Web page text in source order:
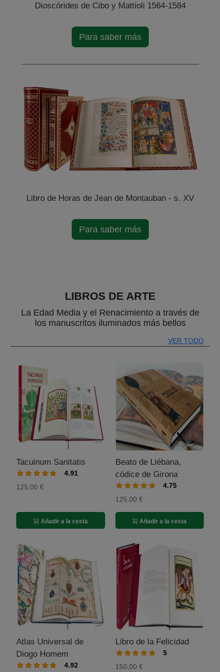
Dioscórides de Cibo y Mattioli 1564-1584
Para saber más
Libro de Horas de Jean de Montauban - s. XV
Para saber más
LIBROS DE ARTE
La Edad Media y el Renacimiento a través de
los manuscritos iluminados más bellos
VER TODO
Tacuinum Sanitatis
4.91
125,00 €
Añadir a la cesta
Beato de Liébana,
códice de Girona
4.75
125,00 €
Añadir a la cesta
Atlas Universal de
Diogo Homem
4.92
Libro de la Felicidad
5
150,00 €